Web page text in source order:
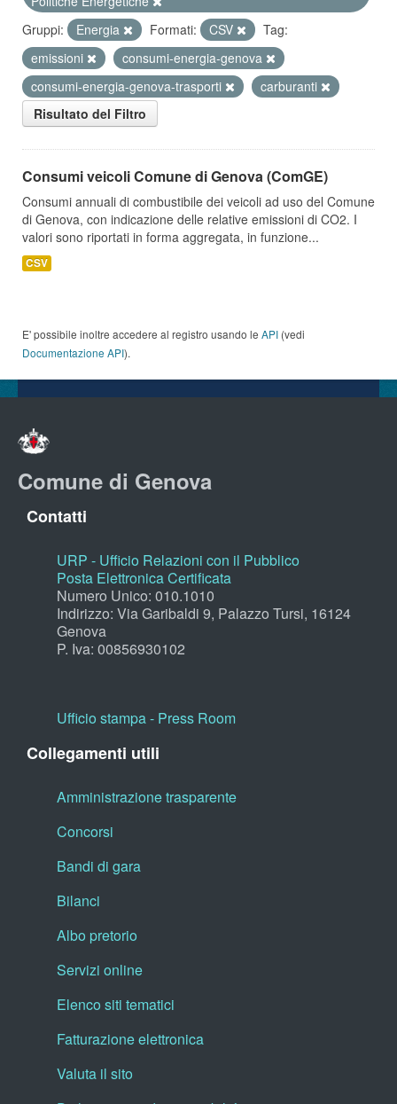
Gruppi:
Energia Formati: CSV
Tag:
emissioni
consumi-energia-genova
consumi-energia-genova-trasporti
carburanti
Risultato del Filtro
Consumi veicoli Comune di Genova (ComGE)
Consumi annuali di combustibile dei veicoli ad uso del Comune
di Genova, con indicazione delle relative emissioni di CO2. I
valori sono riportati in forma aggregata, in funzione...
CSV
E' possibile inoltre accedere al registro usando le API (vedi
Documentazione API).
Comune di Genova
Contatti
URP - Ufficio Relazioni con il Pubblico
Posta Elettronica Certificata
Numero Unico: 010.1010
Indirizzo: Via Garibaldi 9, Palazzo Tursi, 16124
Genova
P. Iva: 00856930102
Ufficio stampa - Press Room
Collegamenti utili
Amministrazione trasparente
Concorsi
Bandi di gara
Bilanci
Albo pretorio
Servizi online
Elenco siti tematici
Fatturazione elettronica
Valuta il sito